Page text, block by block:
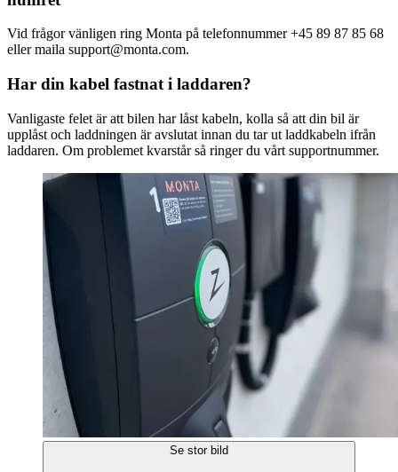
Vid frågor vänligen ring Monta på telefonnummer +45 89 87 85 68
eller maila support@monta.com.
Har din kabel fastnat i laddaren?
Vanligaste felet är att bilen har låst kabeln, kolla så att din bil är
upplåst och laddningen är avslutat innan du tar ut laddkabeln ifrån
laddaren. Om problemet kvarstår så ringer du vårt supportnummer.
Se stor bild